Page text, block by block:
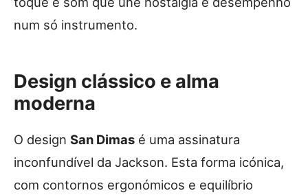
num só instrumento.
Design clássico e alma
moderna
O design San Dimas é uma assinatura
inconfundível da Jackson. Esta forma icónica,
com contornos ergonómicos e equilíbrio